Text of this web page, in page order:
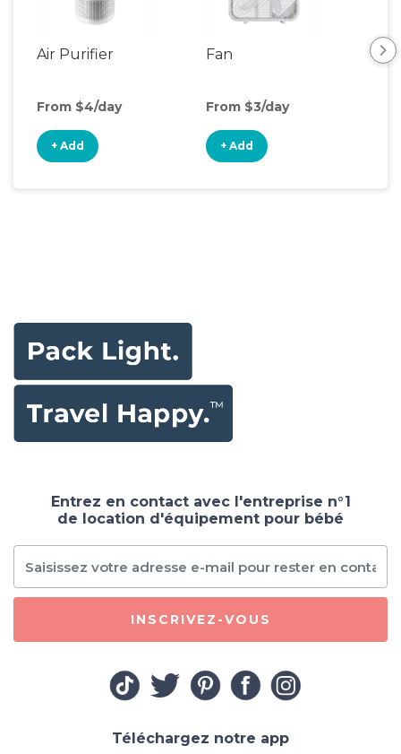
Air Purifier
From $4/day
+ Add
Fan
From $3/day
+ Add
Entrez en contact avec l'entreprise n°1
de location d'équipement pour bébé
INSCRIVEZ-VOUS
Téléchargez notre app